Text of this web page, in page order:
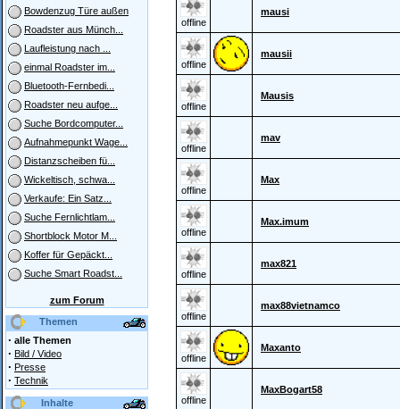
Bowdenzug Türe außen
Roadster aus Münch...
Laufleistung nach ...
einmal Roadster im...
Bluetooth-Fernbedi...
Roadster neu aufge...
Suche Bordcomputer...
Aufnahmepunkt Wage...
Distanzscheiben fü...
Wickeltisch, schwa...
Verkaufe: Ein Satz...
Suche Fernlichtlam...
Shortblock Motor M...
Koffer für Gepäckt...
Suche Smart Roadst...
zum Forum
Themen
· alle Themen
· Bild / Video
· Presse
· Technik
Inhalte
offline
mausi
offline
mausii
offline
Mausis
offline
mav
offline
Max
offline
Max.imum
offline
max821
offline
max88vietnamco
offline
Maxanto
offline
MaxBogart58